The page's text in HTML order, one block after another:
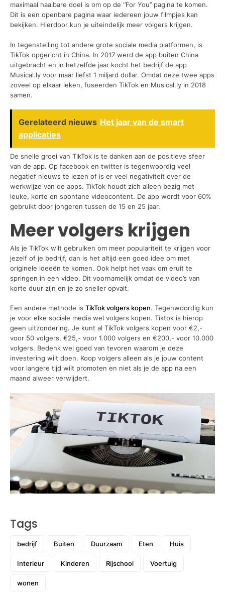
maximaal haalbare doel is om op de ‘’For You’’ pagina te komen.
Dit is een openbare pagina waar iedereen jouw filmpjes kan
bekijken. Hierdoor kun je uiteindelijk meer volgers krijgen.
In tegenstelling tot andere grote sociale media platformen, is
TikTok opgericht in China. In 2017 werd de app buiten China
uitgebracht en in hetzelfde jaar kocht het bedrijf de app
Musical.ly voor maar liefst 1 miljard dollar. Omdat deze twee apps
zoveel op elkaar leken, fuseerden TikTok en Musical.ly in 2018
samen.
Gerelateerd nieuws Het jaar van de smart
applicaties
De snelle groei van TikTok is te danken aan de positieve sfeer
van de app. Op facebook en twitter is tegenwoordig veel
negatief nieuws te lezen of is er veel negativiteit over de
werkwijze van de apps. TikTok houdt zich alleen bezig met
leuke, korte en spontane videocontent. De app wordt voor 60%
gebruikt door jongeren tussen de 15 en 25 jaar.
Meer volgers krijgen
Als je TikTok wilt gebruiken om meer populariteit te krijgen voor
jezelf of je bedrijf, dan is het altijd een goed idee om met
originele ideeën te komen. Ook helpt het vaak om eruit te
springen in een video. Dit voornamelijk omdat de video’s van
korte duur zijn en je zo sneller opvalt.
Een andere methode is TikTok volgers kopen. Tegenwoordig kun
je voor elke sociale media wel volgers kopen. Tiktok is hierop
geen uitzondering. Je kunt al TikTok volgers kopen voor €2,-
voor 50 volgers, €25,- voor 1.000 volgers en €200,- voor 10.000
volgers. Bedenk wel goed van tevoren waarom je deze
investering wilt doen. Koop volgers alleen als je jouw content
voor langere tijd wilt promoten en niet als je de app na een
maand alweer verwijdert.
Tags
bedrijf Buiten Duurzaam Eten Huis
Interieur Kinderen Rijschool Voertuig
wonen